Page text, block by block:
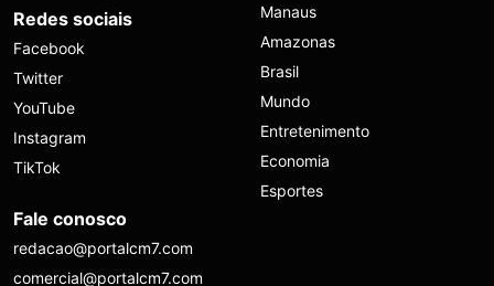
Redes sociais
Facebook
Twitter
YouTube
Instagram
TikTok
Manaus
Amazonas
Brasil
Mundo
Entretenimento
Economia
Esportes
Fale conosco
redacao@portalcm7.com
comercial@portalcm7.com